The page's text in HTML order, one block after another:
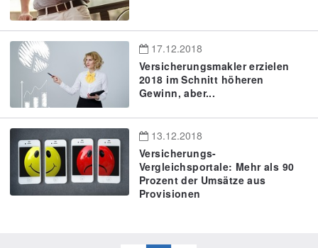
17.12.2018
Versicherungsmakler erzielen
2018 im Schnitt höheren
Gewinn, aber...
13.12.2018
Versicherungs-
Vergleichsportale: Mehr als 90
Prozent der Umsätze aus
Provisionen